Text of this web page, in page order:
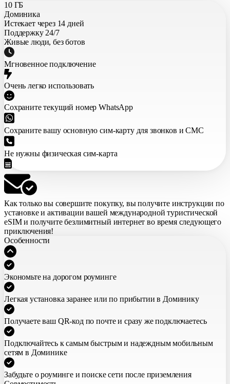
10 ГБ
Доминика
Истекает через 14 дней
Поддержку 24/7
Живые люди, без ботов
Мгновенное подключение
Очень легко использовать
Сохраните текущий номер WhatsApp
Сохраните вашу основную сим-карту для звонков и СМС
Не нужны физическая сим-карта
Как только вы совершите покупку, вы получите инструкции по
установке и активации вашей международной туристической
eSIMи получите безлимитный интернет во время следующего
приключения!
Особенности
Экономьте на дорогом роуминге
Легкая установка заранее или по прибытии в Доминику
Получаете ваш QR-код по почте и сразу же подключаетесь
Подключайтесь к самым быстрым и надеждным мобильным
сетям в Доминике
Забудьте о роуминге и поиске сети после приземления